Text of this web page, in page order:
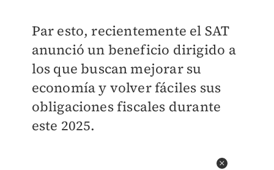
Par esto, recientemente el SAT
anunció un beneficio dirigido a
los que buscan mejorar su
economía y volver fáciles sus
obligaciones fiscales durante
este 2025.